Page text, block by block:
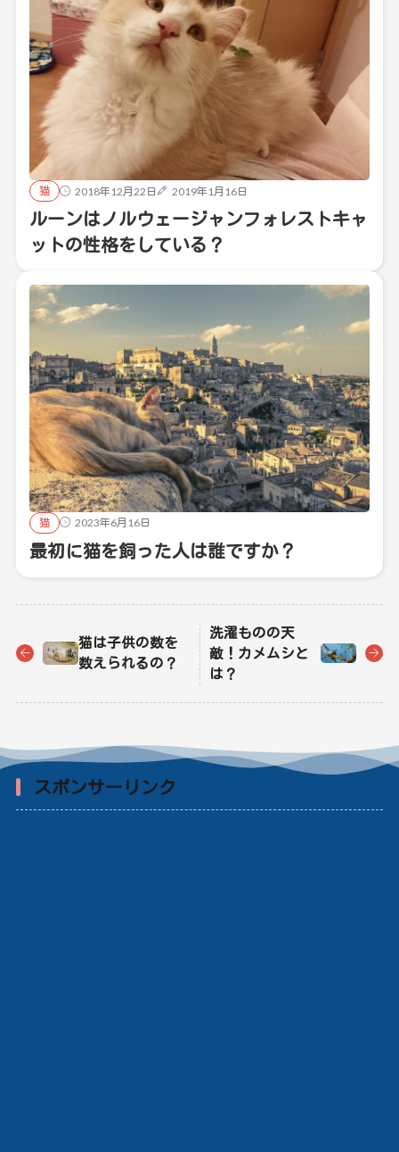
猫 2018年12月22日 2019年1月16日
ルーンはノルウェージャンフォレストキャ
ットの性格をしている？
猫 2023年6月16日
最初に猫を飼った人は誰ですか？
猫は子供の数を
数えられるの？
洗濯ものの天
敵！カメムシと
は？
スポンサーリンク